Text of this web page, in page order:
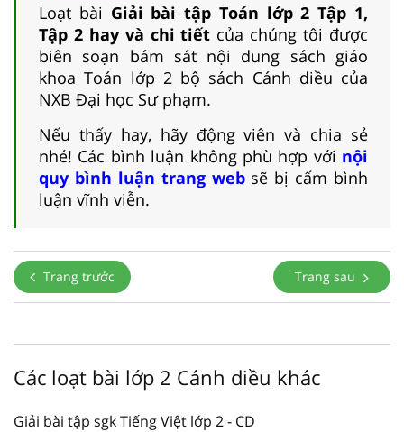
Loạt bài Giải bài tập Toán lớp 2 Tập 1,
Tập 2 hay và chi tiết của chúng tôi được
biên soạn bám sát nội dung sách giáo
khoa Toán lớp 2 bộ sách Cánh diều của
NXB Đại học Sư phạm.
Nếu thấy hay, hãy động viên và chia sẻ
nhé! Các bình luận không phù hợp với nội
quy bình luận trang websẽ bị cấm bình
luận vĩnh viễn.
Trang trước Trang sau
Các loạt bài lớp 2 Cánh diều khác
Giải bài tập sgk Tiếng Việt lớp 2 - CD